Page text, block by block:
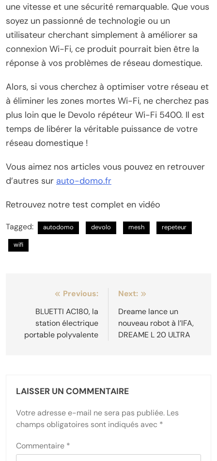
une vitesse et une sécurité remarquable. Que vous
soyez un passionné de technologie ou un
utilisateur cherchant simplement à améliorer sa
connexion Wi-Fi, ce produit pourrait bien être la
réponse à vos problèmes de réseau domestique.
Alors, si vous cherchez à optimiser votre réseau et
à éliminer les zones mortes Wi-Fi, ne cherchez pas
plus loin que le Devolo répéteur Wi-Fi 5400. Il est
temps de libérer la véritable puissance de votre
réseau domestique !
Vous aimez nos articles vous pouvez en retrouver
d’autres sur auto-domo.fr
Retrouvez notre test complet en vidéo
Tagged: autodomo devolo mesh repeteur
wifi
Navigation
l’article
Previous:
BLUETTI AC180, la
station électrique
portable polyvalente
Next:
Dreame lance un
nouveau robot à l’IFA,
DREAME L 20 ULTRA
LAISSER UN COMMENTAIRE
Votre adresse e-mail ne sera pas publiée. Les
champs obligatoires sont indiqués avec *
Commentaire *